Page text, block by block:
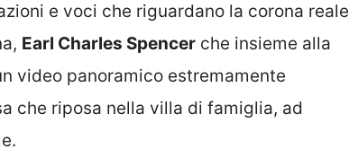
e voci che riguardano la corona reale
Earl Charles Spencer che insieme alla
video panoramico estremamente
che riposa nella villa di famiglia, ad